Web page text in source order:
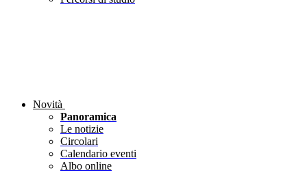
Novità
Panoramica
Le notizie
Circolari
Calendario eventi
Albo online